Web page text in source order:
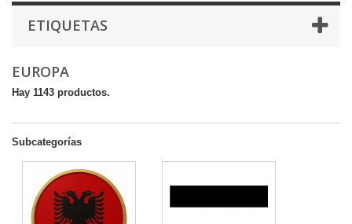
ETIQUETAS
EUROPA
Hay 1143 productos.
Subcategorías